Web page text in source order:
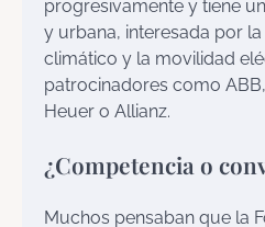
progresivamente y tiene
y urbana, interesada por
climático y la movilidad
patrocinadores como
Heuer o Allianz.
¿Competencia o
Muchos pensaban que la